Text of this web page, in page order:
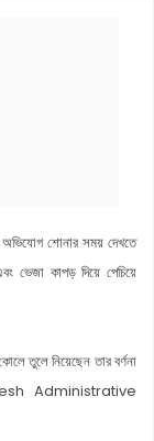
শোনার সময় দেখতে
ভেজা কাপড় দিয়ে পেচিয়ে
তুলে নিয়েছেন তার বর্ণনা
Administrative